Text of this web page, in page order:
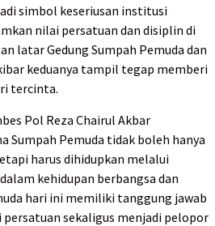
simbol keseriusan institusi
nilai persatuan dan disiplin di
latar Gedung Sumpah Pemuda dan
keduanya tampil tegap memberi
tercinta.
Pol Reza Chairul Akbar
Sumpah Pemuda tidak boleh hanya
harus dihidupkan melalui
kehidupan berbangsa dan
hari ini memiliki tanggung jawab
sekaligus menjadi pelopor